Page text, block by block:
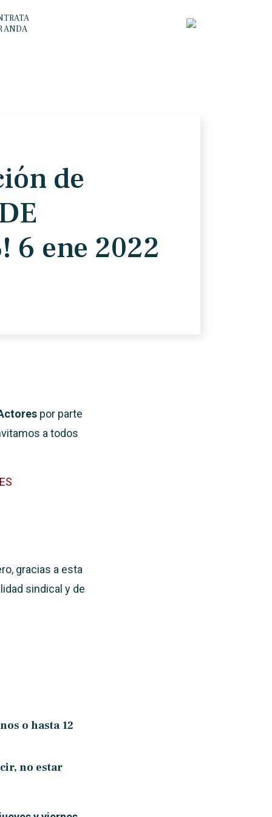
ANDA
de
6 ene 2022
por parte
a todos
gracias a esta
sindical y de
o hasta 12
no estar